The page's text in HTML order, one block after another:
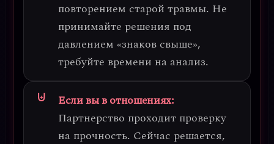
повторением старой травмы. Не
принимайте решения под
давлением «знаков свыше»,
требуйте времени на анализ.
Если вы в отношениях:
Партнерство проходит проверку
на прочность. Сейчас решается,